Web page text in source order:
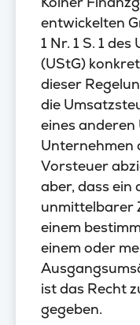
entwickelten
1 Nr. 1 S. 1
(UStG)
dieser
die
eines
Unternehmen
Vorsteuer
aber, dass ein
unmittelbarer
einem
einem oder
ist das Recht
gegeben.